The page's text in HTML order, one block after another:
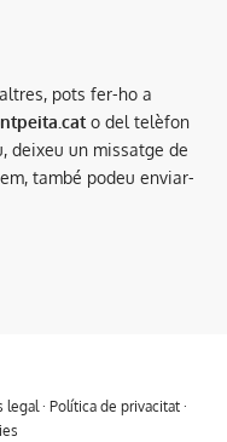
pots fer-ho a
o del telèfon
deixeu un missatge de
també podeu enviar-
legal· Política de privacitat·